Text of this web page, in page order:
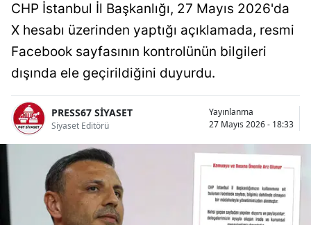
CHP İstanbul İl Başkanlığı, 27 Mayıs 2026'da
X hesabı üzerinden yaptığı açıklamada, resmi
Facebook sayfasının kontrolünün bilgileri
dışında ele geçirildiğini duyurdu.
PRESS67 SİYASET
Siyaset Editörü
Yayınlanma
27 Mayıs 2026 - 18:33